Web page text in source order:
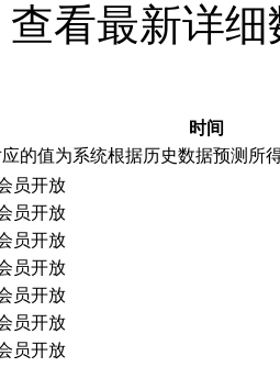
看最新详细
时间
应的值为系统根据历史数据预测所
员开放
员开放
员开放
员开放
员开放
员开放
员开放